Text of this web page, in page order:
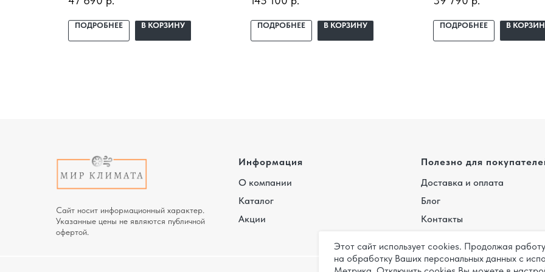
Этот сайт использует cookies. Продолжая
на обработку Ваших персональных данных с
под ключ. Подбор под помещение,
доставка, профессиональный
ПОДРОБНЕЕ В КОРЗИНУ
GWHD(14)NK3DO(LCLH) /
GWH(07)QB-K3DNC2G/I с
ПОДРОБНЕЕ В КОРЗИНУ
10HW4SYDTG5 WI-FI с
под ключ. Подбор под
ПОДРОБНЕЕ В
Сайт носит информационный характер.
Указанные цены не являются публичной
офертой.
Информация
О компании
Каталог
Акции
Полезно для
Доставка и оплата
Блог
Контакты